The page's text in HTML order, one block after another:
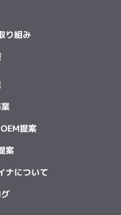
り組み
提案
案
ナについて